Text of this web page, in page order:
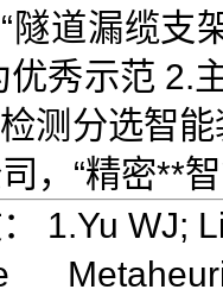
隧道漏缆支
优秀示范 2.
测分选智
，“精密**
1.Yu WJ;